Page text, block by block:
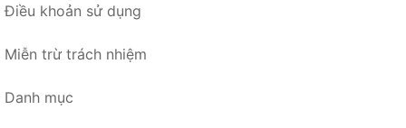
Điều khoản sử dụng
Miễn trừ trách nhiệm
Danh mục